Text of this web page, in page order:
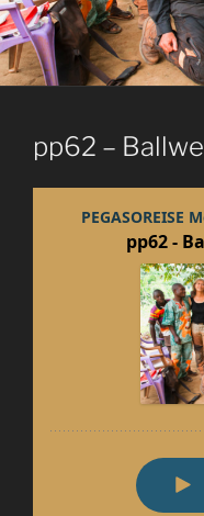
pp62 –